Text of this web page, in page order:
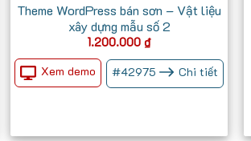
Theme WordPress bán sơn – Vật liệu
xây dựng mẫu số 2
1.200.000 ₫
Xem demo
#42975 Chi tiết